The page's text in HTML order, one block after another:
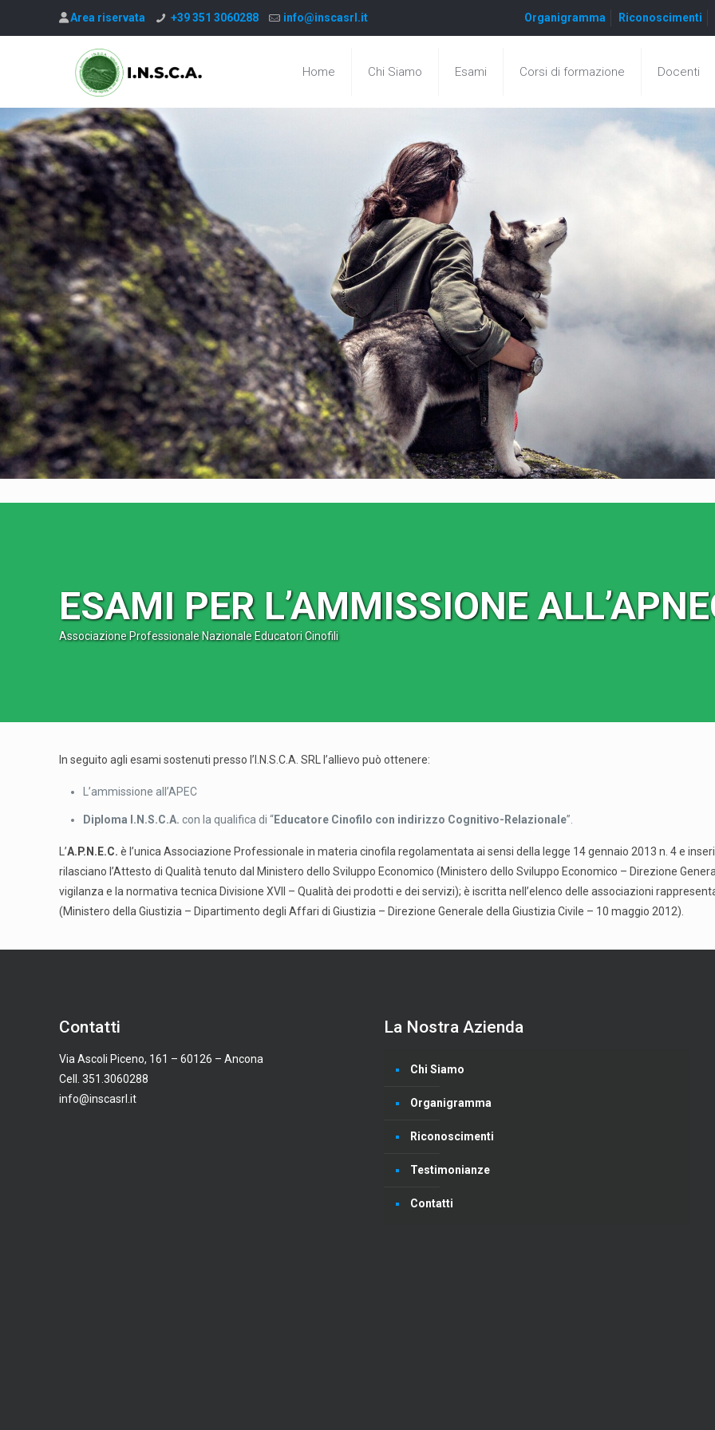
Area riservata +39 351 3060288 info@inscasrl.it Organigramma Riconoscimenti
Home Chi Siamo Esami Corsi di formazione Docenti
ESAMI PER L’AMMISSIONE
Associazione Professionale Nazionale Educatori Cinofili
In seguito agli esami sostenuti presso l’I.N.S.C.A. SRL l’allievo può ottenere:
L’ammissione all’APEC
Diploma I.N.S.C.A. con la qualifica di “Educatore Cinofilo con indirizzo Cognitivo-Relazionale”.
L’A.P.N.E.C. è l’unica Associazione Professionale in materia cinofila regolamentata ai sensi della legge 14 gennaio 2013 n. 4 e
rilasciano l’Attesto di Qualità tenuto dal Ministero dello Sviluppo Economico (Ministero dello Sviluppo Economico – Direzione
vigilanza e la normativa tecnica Divisione XVII – Qualità dei prodotti e dei servizi); è iscritta nell’elenco delle associazioni
(Ministero della Giustizia – Dipartimento degli Affari di Giustizia – Direzione Generale della Giustizia Civile – 10 maggio 2012).
Contatti
Via Ascoli Piceno, 161 – 60126 – Ancona
Cell. 351.3060288
info@inscasrl.it
La Nostra Azienda
Chi Siamo
Organigramma
Riconoscimenti
Testimonianze
Contatti